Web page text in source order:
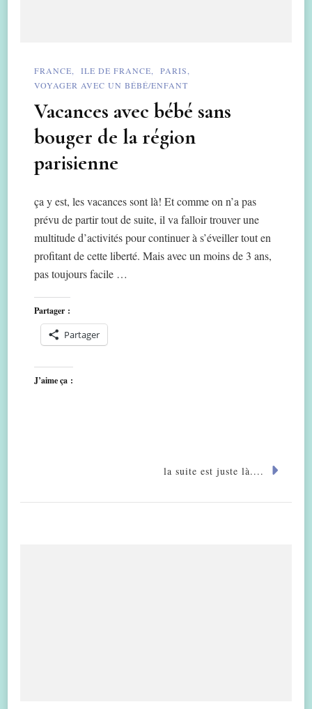
FRANCE ILE DE FRANCE
PARIS
VOYAGER AVEC UN BÉBÉ/ENFANT
Vacances avec bébé sans
bouger de la région
parisienne
ça y est, les vacances sont là! Et comme on n’a pas
prévu de partir tout de suite, il va falloir trouver une
multitude d’activités pour continuer à s’éveiller tout en
profitant de cette liberté. Mais avec un moins de 3 ans,
pas toujours facile …
Partager :
Partager
J’aime ça :
la suite est juste là....